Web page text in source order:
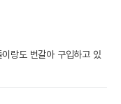
랑도 번갈아 구입하고 있